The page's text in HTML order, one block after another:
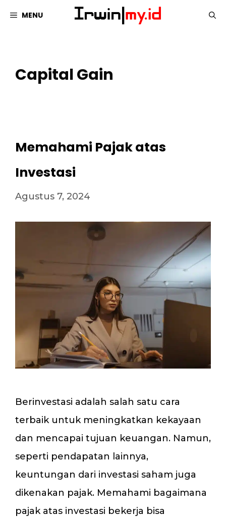
MENU
Capital Gain
Memahami Pajak atas
Investasi
Agustus 7, 2024
Berinvestasi adalah salah satu cara
terbaik untuk meningkatkan kekayaan
dan mencapai tujuan keuangan. Namun,
seperti pendapatan lainnya,
keuntungan dari investasi saham juga
dikenakan pajak. Memahami bagaimana
pajak atas investasi bekerja bisa